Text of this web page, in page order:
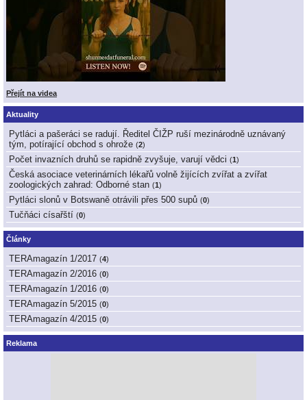
Přejít na videa
Aktuality
Pytláci a pašeráci se radují. Ředitel ČIŽP ruší mezinárodně uznávaný
tým, potírající obchod s ohrože (2)
Počet invazních druhů se rapidně zvyšuje, varují vědci (1 )
Česká asociace veterinárních lékařů volně žijících zvířat a zvířat
zoologických zahrad: Odborné stan (1 )
Pytláci slonů v Botswaně otrávili přes 500 supů (0)
Tučňáci císařští (0)
Články
TERAmagazín 1/2017 (4)
TERAmagazín 2/2016 (0)
TERAmagazín 1/2016 (0)
TERAmagazín 5/2015 (0)
TERAmagazín 4/2015 (0)
Reklama